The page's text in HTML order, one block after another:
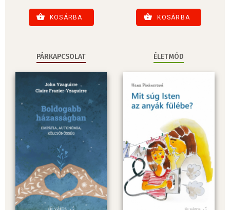
KOSÁRBA KOSÁRBA
PÁRKAPCSOLAT ÉLETMÓD